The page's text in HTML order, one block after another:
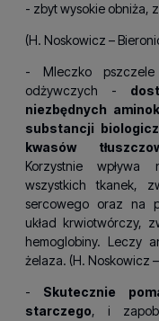
- zbyt wysokie obniża,
(H. Noskowicz –
- Mleczko
odżywczych -
niezbędnych
substancji
kwasów
Korzystnie
wszystkich tkanek,
sercowego oraz na
układ krwiotwórczy,
hemoglobiny. Leczy
żelaza. (H. Noskowicz
- Skutecznie
starczego, i